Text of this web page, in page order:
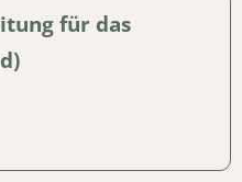
für das